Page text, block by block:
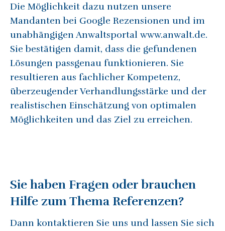
Die Möglichkeit dazu nutzen unsere
Mandanten bei Google Rezensionen und im
unabhängigen Anwaltsportal www.anwalt.de.
Sie bestätigen damit, dass die gefundenen
Lösungen passgenau funktionieren. Sie
resultieren aus fachlicher Kompetenz,
überzeugender Verhandlungsstärke und der
realistischen Einschätzung von optimalen
Möglichkeiten und das Ziel zu erreichen.
Sie haben Fragen oder brauchen
Hilfe zum Thema Referenzen?
Dann kontaktieren Sie uns und lassen Sie sich